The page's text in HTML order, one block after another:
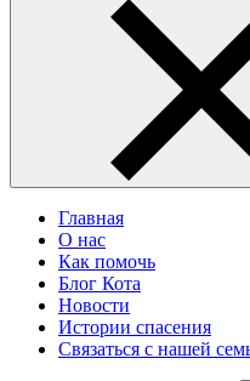
Главная
О нас
Как помочь
Блог Кота
Новости
Истории спасения
Связаться с нашей